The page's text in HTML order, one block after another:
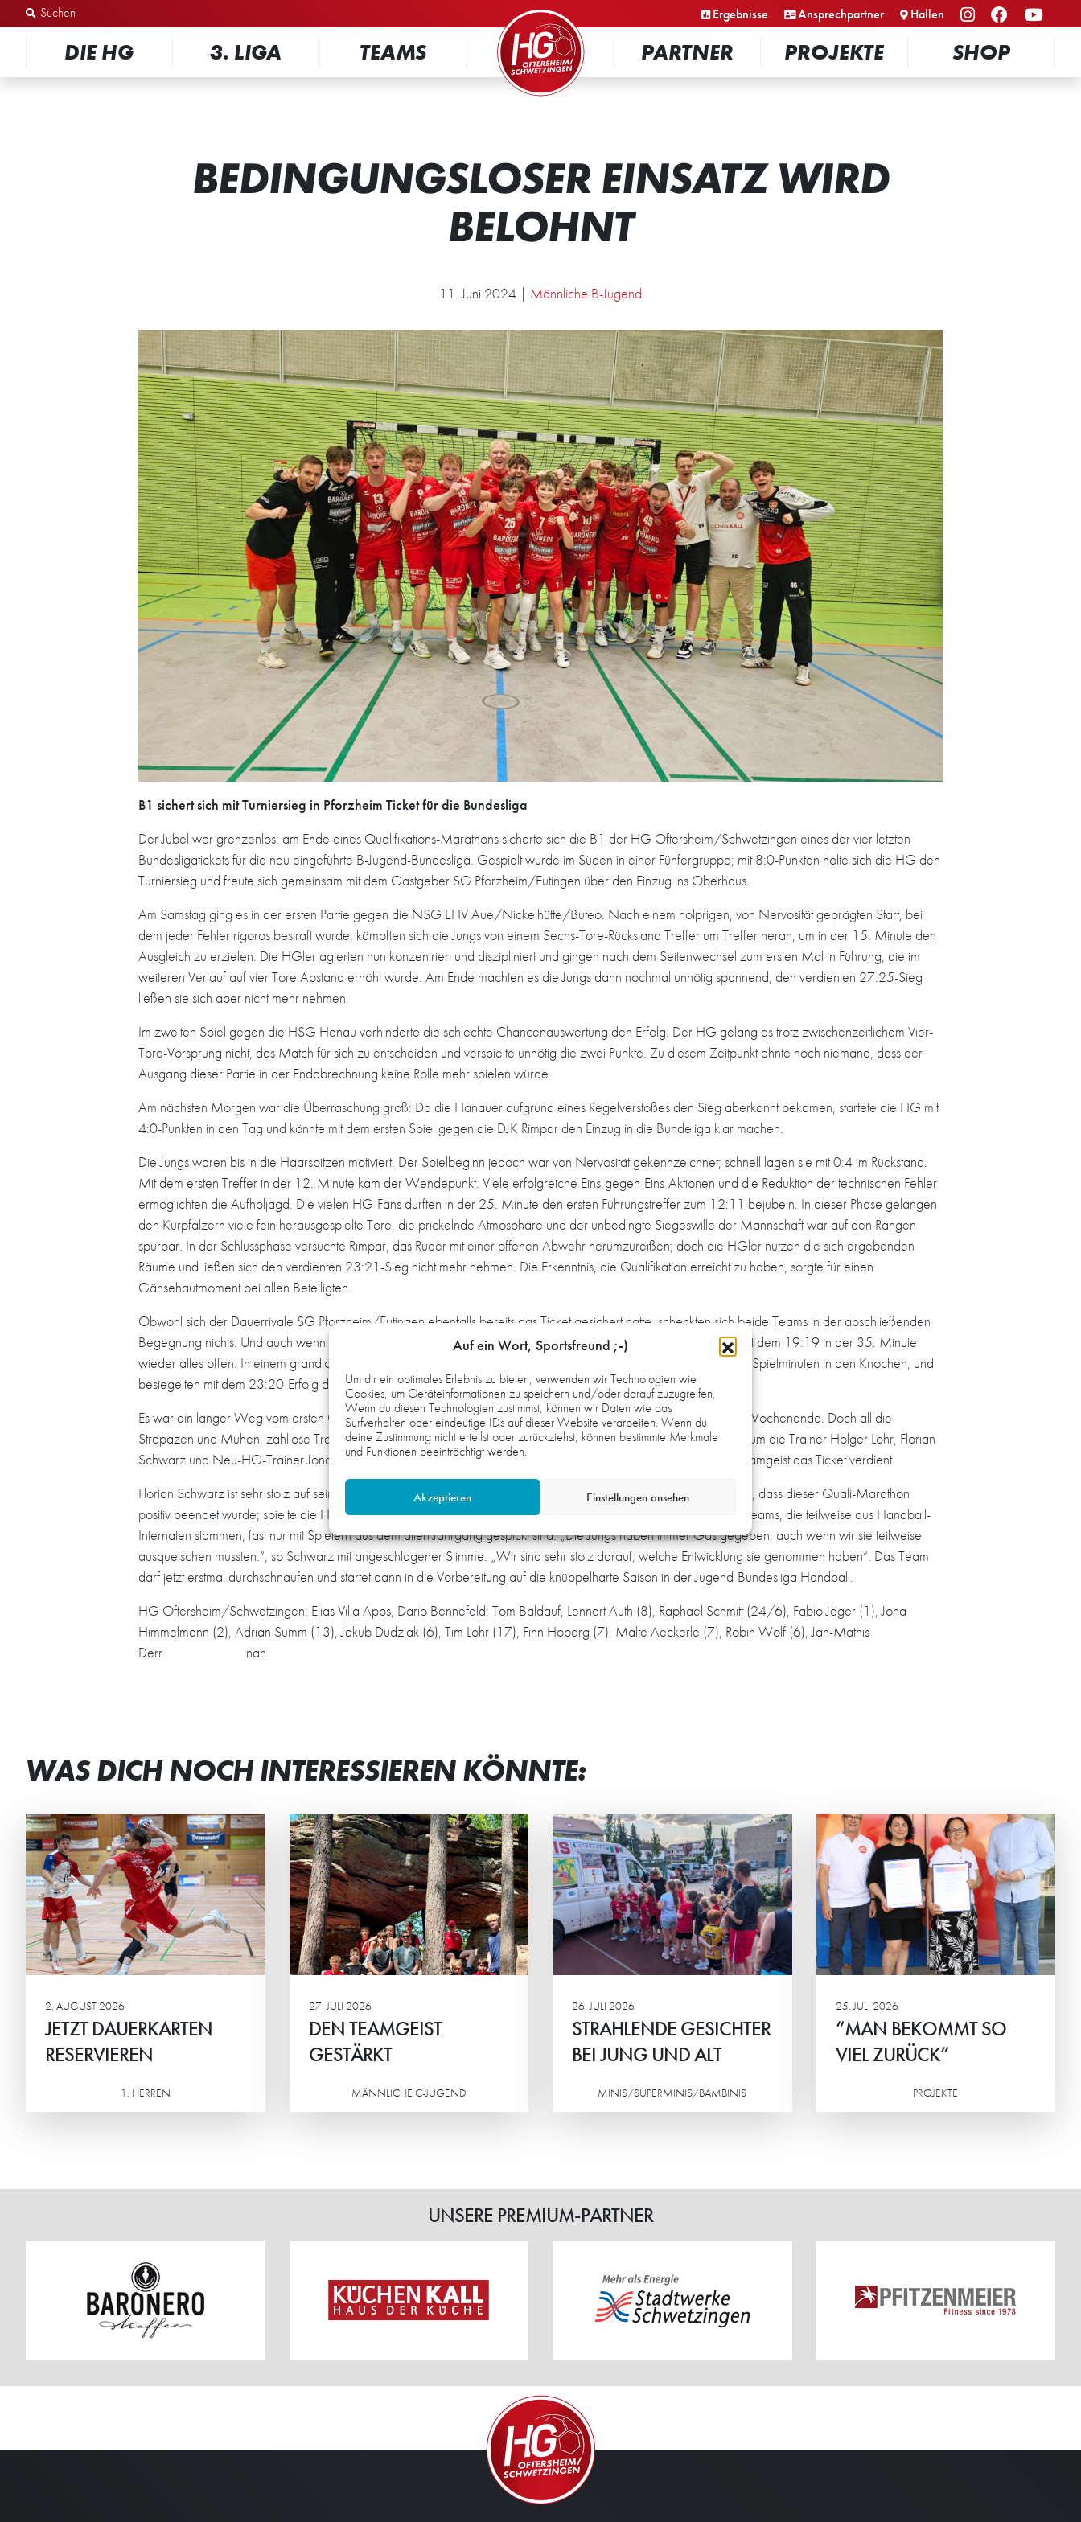
Auf ein Wort, Sportsfreund ;-)
Um dir ein optimales Erlebnis zu bieten, verwenden wir Technologien wie
Cookies, um Geräteinformationen zu speichern und/oder darauf zuzugreifen.
Wenn du diesen Technologien zustimmst, können wir Daten wie das
Surfverhalten oder eindeutige IDs auf dieser Website verarbeiten. Wenn du
deine Zustimmung nicht erteilst oder zurückziehst, können bestimmte Merkmale
und Funktionen beeinträchtigt werden.
Akzeptieren Einstellungen ansehen
Zum Inhalt springen Ergebnisse Ansprechpartner Hallen
DIE HG 3. LIGA TEAMS
PARTNER
PROJEKTE SHOP
BEDINGUNGSLOSER EINSATZ WIRD
BELOHNT
11. Juni 2024 | Männliche B-Jugend
B1 sichert sich mit Turniersieg in Pforzheim Ticket für die Bundesliga
Der Jubel war grenzenlos: am Ende eines Qualifikations-Marathons sicherte sich die B1 der HG Oftersheim/Schwetzingen eines der vier letzten
Bundesligatickets für die neu eingeführte B-Jugend-Bundesliga. Gespielt wurde im Süden in einer Fünfergruppe; mit 8:0-Punkten holte sich die HG den
Turniersieg und freute sich gemeinsam mit dem Gastgeber SG Pforzheim/Eutingen über den Einzug ins Oberhaus.
Am Samstag ging es in der ersten Partie gegen die NSG EHV Aue/Nickelhütte/Buteo. Nach einem holprigen, von Nervosität geprägten Start, bei
dem jeder Fehler rigoros bestraft wurde, kämpften sich die Jungs von einem Sechs-Tore-Rückstand Treffer um Treffer heran, um in der 15. Minute den
Ausgleich zu erzielen. Die HGler agierten nun konzentriert und diszipliniert und gingen nach dem Seitenwechsel zum ersten Mal in Führung, die im
weiteren Verlauf auf vier Tore Abstand erhöht wurde. Am Ende machten es die Jungs dann nochmal unnötig spannend, den verdienten 27:25-Sieg
ließen sie sich aber nicht mehr nehmen.
Im zweiten Spiel gegen die HSG Hanau verhinderte die schlechte Chancenauswertung den Erfolg. Der HG gelang es trotz zwischenzeitlichem Vier-
Tore-Vorsprung nicht, das Match für sich zu entscheiden und verspielte unnötig die zwei Punkte. Zu diesem Zeitpunkt ahnte noch niemand, dass der
Ausgang dieser Partie in der Endabrechnung keine Rolle mehr spielen würde.
Am nächsten Morgen war die Überraschung groß: Da die Hanauer aufgrund eines Regelverstoßes den Sieg aberkannt bekamen, startete die HG mit
4:0-Punkten in den Tag und könnte mit dem ersten Spiel gegen die DJK Rimpar den Einzug in die Bundeliga klar machen.
Die Jungs waren bis in die Haarspitzen motiviert. Der Spielbeginn jedoch war von Nervosität gekennzeichnet; schnell lagen sie mit 0:4 im Rückstand.
Mit dem ersten Treffer in der 12. Minute kam der Wendepunkt. Viele erfolgreiche Eins-gegen-Eins-Aktionen und die Reduktion der technischen Fehler
ermöglichten die Aufholjagd. Die vielen HG-Fans durften in der 25. Minute den ersten Führungstreffer zum 12:11 bejubeln. In dieser Phase gelangen
den Kurpfälzern viele fein herausgespielte Tore, die prickelnde Atmosphäre und der unbedingte Siegeswille der Mannschaft war auf den Rängen
spürbar. In der Schlussphase versuchte Rimpar, das Ruder mit einer offenen Abwehr herumzureißen; doch die HGler nutzen die sich ergebenden
Räume und ließen sich den verdienten 23:21-Sieg nicht mehr nehmen. Die Erkenntnis, die Qualifikation erreicht zu haben, sorgte für einen
Gänsehautmoment bei allen Beteiligten.
Obwohl sich der Dauerrivale SG Pforzheim/Eutingen ebenfalls bereits das Ticket gesichert hatte, schenkten sich beide Teams in der abschließenden
Begegnung nichts. Und auch wenn die HG in dem kämpferischen Spiel über weite Strecken in Führung lag, war mit dem 19:19 in der 35. Minute
wieder alles offen. In einem grandiosen Endspurt aktivierten die Jungs ihre letzten Kräfte, inzwischen hatten sie 155 Spielminuten in den Knochen, und
besiegelten mit dem 23:20-Erfolg den Turniersieg.
Es war ein langer Weg vom ersten Qualifikationsturnier am 21. April bis zum fünften und letzten am vergangenen Wochenende. Doch all die
Strapazen und Mühen, zahllose Trainingseinheiten und verschobenen Urlaube haben sich nun gelohnt. Das Team um die Trainer Holger Löhr, Florian
Schwarz und Neu-HG-Trainer Jonah Fassunge hat sich mit jedem Turnier verbessert und mit seinem Einsatz und Teamgeist das Ticket verdient.
Florian Schwarz ist sehr stolz auf seine Jungs, die Wahnsinniges geleistet haben. Für ihn ist es nicht selbstverständlich, dass dieser Quali-Marathon
positiv beendet wurde; spielte die HG doch mit vielen Akteuren aus dem jungen Jahrgang, während die anderen Teams, die teilweise aus Handball-
Internaten stammen, fast nur mit Spielern aus dem alten Jahrgang gespickt sind. „Die Jungs haben immer Gas gegeben, auch wenn wir sie teilweise
ausquetschen mussten.“, so Schwarz mit angeschlagener Stimme. „Wir sind sehr stolz darauf, welche Entwicklung sie genommen haben“. Das Team
darf jetzt erstmal durchschnaufen und startet dann in die Vorbereitung auf die knüppelharte Saison in der Jugend-Bundesliga Handball.
HG Oftersheim/Schwetzingen: Elias Villa Apps, Dario Bennefeld; Tom Baldauf, Lennart Auth (8), Raphael Schmitt (24/6), Fabio Jäger (1), Jona
Himmelmann (2), Adrian Summ (13), Jakub Dudziak (6), Tim Löhr (17), Finn Hoberg (7), Malte Aeckerle (7), Robin Wolf (6), Jan-Mathis
Derr. nan
WAS DICH NOCH INTERESSIEREN KÖNNTE:
2. AUGUST 2026
JETZT DAUERKARTEN
RESERVIEREN
1. HERREN
27. JULI 2026
DEN TEAMGEIST
GESTÄRKT
MÄNNLICHE C-JUGEND
DEN TEAMGEIST
GESTÄRKT
Die männliche C2 der HG
verbrachte ein actionreiches
Wochenende in der Südpfalz.
26. JULI 2026
STRAHLENDE GESICHTER
BEI JUNG UND ALT
MINIS/SUPERMINIS/BAMBINIS
STRAHLENDE GESICHTER
BEI JUNG UND ALT
Beim Eltern-Kind-Turnier der HG-
Minis standen vor allem der
gemeinsame Spaß, sportlicher
Ehrgeiz und das Miteinander im
25. JULI 2026
“MAN BEKOMMT SO
VIEL ZURÜCK”
PROJEKTE
“MAN BEKOMMT SO
VIEL ZURÜCK”
Petra Frank und Iryna Konkova
sind die „Ehrenamtlichen des
Jahres 2026“ von HG und
Stadtwerken Schwetzingen.
UNSERE PREMIUM-PARTNER